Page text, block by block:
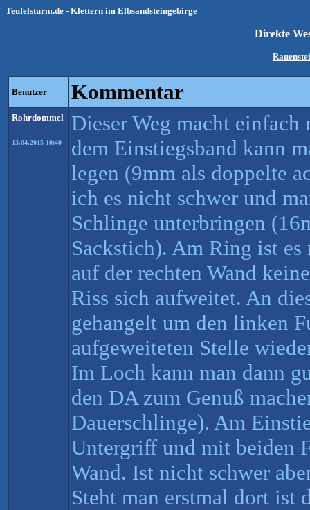
Teufelsturm.de - Klettern im Elbsandsteingebirge
Direkte
Benutzer Kommentar
Rohrdommel
13.04.2015 10:40
Dieser Weg macht einfach
dem Einstiegsband kann
legen (9mm als doppelte
ich es nicht schwer und
Schlinge unterbringen
Sackstich). Am Ring ist
auf der rechten Wand
Riss sich aufweitet. An
gehangelt um den linken
aufgeweiteten Stelle
Im Loch kann man dann
den DA zum Genuß
Dauerschlinge). Am
Untergriff und mit beiden
Wand. Ist nicht schwer
Steht man erstmal dort ist